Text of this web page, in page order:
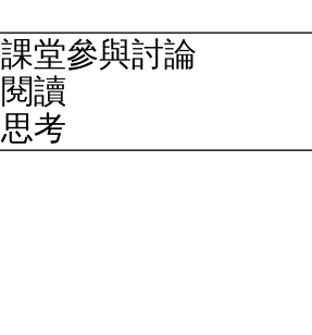
課堂參與討論
閱讀
思考